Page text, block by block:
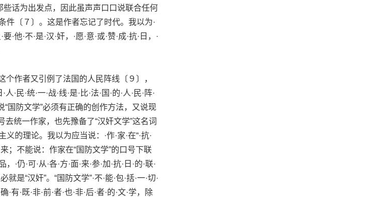
话为出发点，因此虽声声口口说联合任何
件〔７〕。这是作者忘记了时代。我以为·
·他·不·是·汉·奸，·愿·意·或·赞·成·抗·日，·
作者又引例了法国的人民阵线〔９〕，
民·统·一·战·线·是·比·法·国·的·人·民·阵·
“国防文学”必须有正确的创作方法，又说现
去统一作家，也先豫备了“汉奸文学”这名词
的理论。我以为应当说：·作·家·在“·抗·
·来；不能说：作家在“国防文学”的口号下联
·仍·可·从·各·方·面·来·参·加·抗·日·的·联·
是“汉奸”。“国防文学”·不·能·包·括·一·切·
·有·既·非·前·者·也·非·后·者·的·文·学，除